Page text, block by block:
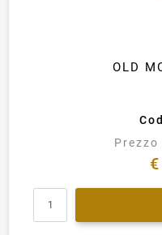
OLD